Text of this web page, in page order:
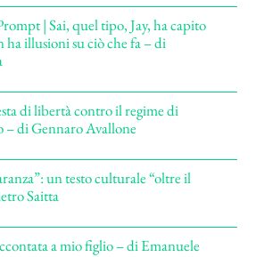
| Sai, quel tipo, Jay, ha capito
ha illusioni su ciò che fa – di
di libertà contro il regime di
di Gennaro Avallone
un testo culturale “oltre il
Saitta
a mio figlio – di Emanuele